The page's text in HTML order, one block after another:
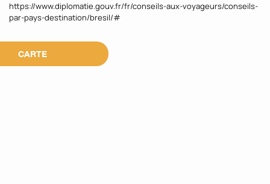
https://www.diplomatie.gouv.fr/fr/conseils-aux-voyageurs/conseils-
par-pays-destination/bresil/#
CARTE